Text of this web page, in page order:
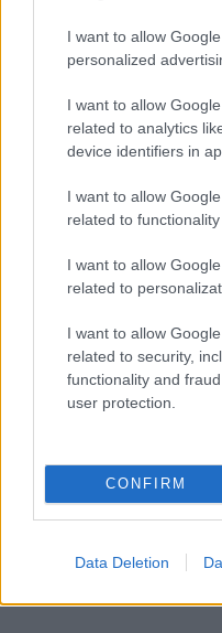
I want to allow
personalized
I want to allow
related to analytics
device identifiers in
I want to allow
related to
I want to allow
related to
I want to allow
related to security,
functionality and
user protection.
CONFIRM
Data Deletion
raggiunge il target o
compra; se il codice
qualunque banner
AUTORE
Cristian
Cristian
blogger dopo
reazione
redattore.
redazione
cicchetti.